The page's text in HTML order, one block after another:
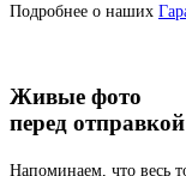
Подробнее о наших
Живые фото
перед
Напоминаем, что весь